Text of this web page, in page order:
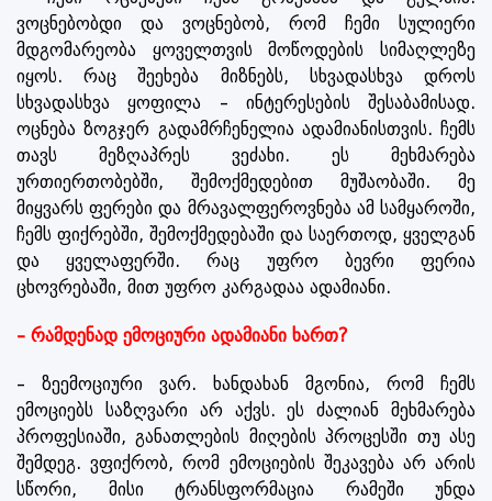
ვოცნებობდი და ვოცნებობ, რომ ჩემი სულიერი
მდგომარეობა ყოველთვის მოწოდების სიმაღლეზე
იყოს. რაც შეეხება მიზნებს, სხვადასხვა დროს
სხვადასხვა ყოფილა – ინტერესების შესაბამისად.
ოცნება ზოგჯერ გადამრჩენელია ადამიანისთვის. ჩემს
თავს მეზღაპრეს ვეძახი. ეს მეხმარება
ურთიერთობებში, შემოქმედებით მუშაობაში. მე
მიყვარს ფერები და მრავალფეროვნება ამ სამყაროში,
ჩემს ფიქრებში, შემოქმედებაში და საერთოდ, ყველგან
და ყველაფერში. რაც უფრო ბევრი ფერია
ცხოვრებაში, მით უფრო კარგადაა ადამიანი.
– რამდენად ემოციური ადამიანი ხართ?
– ზეემოციური ვარ. ხანდახან მგონია, რომ ჩემს
ემოციებს საზღვარი არ აქვს. ეს ძალიან მეხმარება
პროფესიაში, განათლების მიღების პროცესში თუ ასე
შემდეგ. ვფიქრობ, რომ ემოციების შეკავება არ არის
სწორი, მისი ტრანსფორმაცია რამეში უნდა